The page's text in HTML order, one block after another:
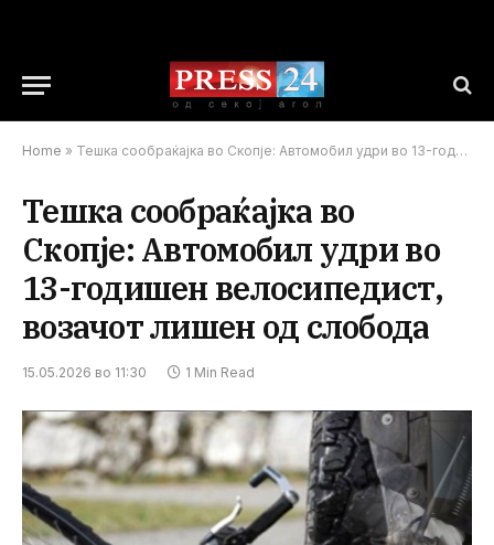
Home » Тешка сообраќајка во Скопје: Автомобил удри во 13-годишен велосипедист, возачот лишен од слобода
Тешка сообраќајка во
Скопје: Автомобил удри во
13-годишен велосипедист,
возачот лишен од слобода
15.05.2026 во 11:30 1 Min Read